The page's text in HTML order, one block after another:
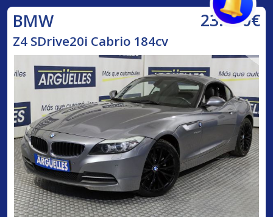
BMW 23.800€
Z4 SDrive20i Cabrio 184cv